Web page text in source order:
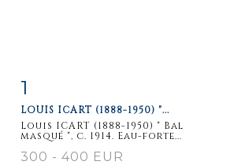
1
LOUIS ICART (1888-1950) "...
Louis ICART (1888-1950) " Bal
masqué ", c. 1914. Eau-forte...
300 - 400 EUR